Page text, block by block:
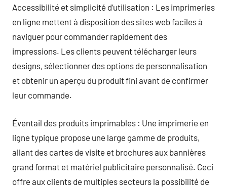
Accessibilité et simplicité d’utilisation : Les imprimeries
en ligne mettent à disposition des sites web faciles à
naviguer pour commander rapidement des
impressions. Les clients peuvent télécharger leurs
designs, sélectionner des options de personnalisation
et obtenir un aperçu du produit fini avant de confirmer
leur commande.
Éventail des produits imprimables : Une imprimerie en
ligne typique propose une large gamme de produits,
allant des cartes de visite et brochures aux bannières
grand format et matériel publicitaire personnalisé. Ceci
offre aux clients de multiples secteurs la possibilité de